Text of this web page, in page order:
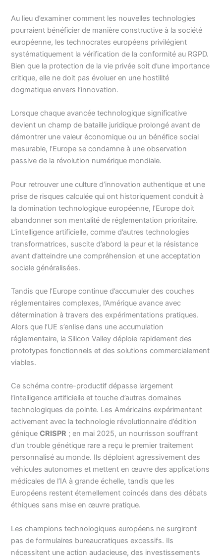
Au lieu d’examiner comment les nouvelles technologies
pourraient bénéficier de manière constructive à la société
européenne, les technocrates européens privilégient
systématiquement la vérification de la conformité au RGPD.
Bien que la protection de la vie privée soit d’une importance
critique, elle ne doit pas évoluer en une hostilité
dogmatique envers l’innovation.
Lorsque chaque avancée technologique significative
devient un champ de bataille juridique prolongé avant de
démontrer une valeur économique ou un bénéfice social
mesurable, l’Europe se condamne à une observation
passive de la révolution numérique mondiale.
Pour retrouver une culture d’innovation authentique et une
prise de risques calculée qui ont historiquement conduit à
la domination technologique européenne, l’Europe doit
abandonner son mentalité de réglementation prioritaire.
L’intelligence artificielle, comme d’autres technologies
transformatrices, suscite d’abord la peur et la résistance
avant d’atteindre une compréhension et une acceptation
sociale généralisées.
Tandis que l’Europe continue d’accumuler des couches
réglementaires complexes, l’Amérique avance avec
détermination à travers des expérimentations pratiques.
Alors que l’UE s’enlise dans une accumulation
réglementaire, la Silicon Valley déploie rapidement des
prototypes fonctionnels et des solutions commercialement
viables.
Ce schéma contre-productif dépasse largement
l’intelligence artificielle et touche d’autres domaines
technologiques de pointe. Les Américains expérimentent
activement avec la technologie révolutionnaire d’édition
géniqueCRISPR ; en mai 2025, un nourrisson souffrant
d’un trouble génétique rare a reçu le premier traitement
personnalisé au monde. Ils déploient agressivement des
véhicules autonomes et mettent en œuvre des applications
médicales de l’IA à grande échelle, tandis que les
Européens restent éternellement coincés dans des débats
éthiques sans mise en œuvre pratique.
Les champions technologiques européens ne surgiront
pas de formulaires bureaucratiques excessifs. Ils
nécessitent une action audacieuse, des investissements